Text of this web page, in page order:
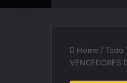
Home / Todo
VENCEDORES